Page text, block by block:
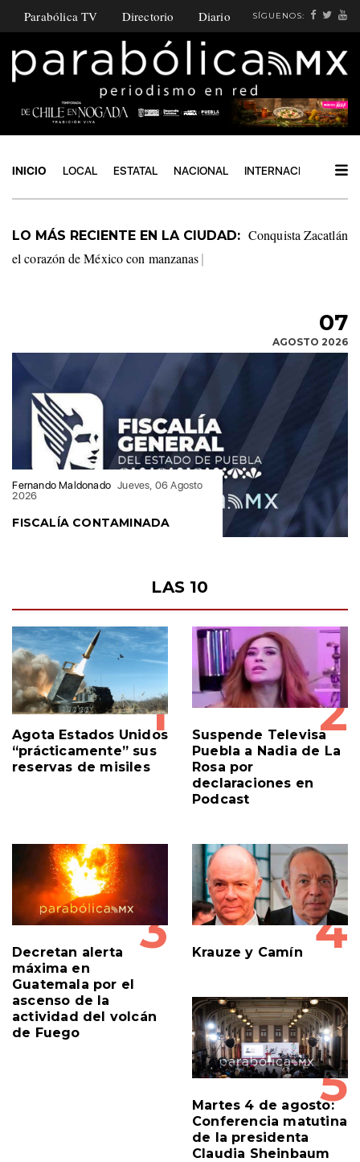
Parabólica TV Directorio Diario SÍGUENOS:
INICIO LOCAL ESTATAL NACIONAL INTERNACIONAL
LO MÁS RECIENTE EN LA CIUDAD: Firma San Pedro
Cholula convenio funerario con la CTM
07
AGOSTO 2026
Fernando Maldonado Jueves, 06 Agosto
2026
FISCALÍA CONTAMINADA
LAS 10
1
Agota Estados Unidos
“prácticamente” sus
reservas de misiles
2
Suspende Televisa
Puebla a Nadia de La
Rosa por
declaraciones en
Podcast
3
Decretan alerta
máxima en
Guatemala por el
ascenso de la
actividad del volcán
de Fuego
4
Krauze y Camín
5
Martes 4 de agosto:
Conferencia matutina
de la presidenta
Claudia Sheinbaum